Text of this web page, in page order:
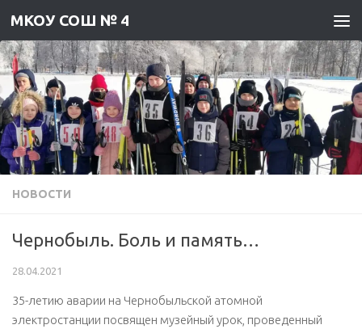
Skip to content
МКОУ СОШ № 4
НОВОСТИ
Чернобыль. Боль и память…
28.04.2021
35-летию аварии на Чернобыльской атомной
электростанции посвящен музейный урок, проведенный